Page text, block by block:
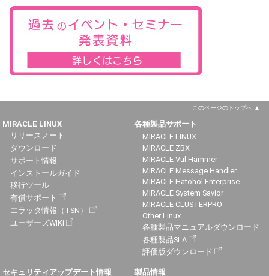
このページのトップへ
MIRACLE LINUX
リリースノート
ダウンロード
サポート情報
インストールガイド
移行ツール
有償サポート
エラッタ情報（TSN）
ユーザーズWiKi
各種製品サポート
MIRACLE LINUX
MIRACLE ZBX
MIRACLE Vul Hammer
MIRACLE Message Handler
MIRACLE Hatohol Enterprise
MIRACLE System Savior
MIRACLE CLUSTERPRO
Other Linux
各種製品マニュアルダウンロード
各種製品SLA
評価版ダウンロード
セキュリティアップデート情報 製品情報